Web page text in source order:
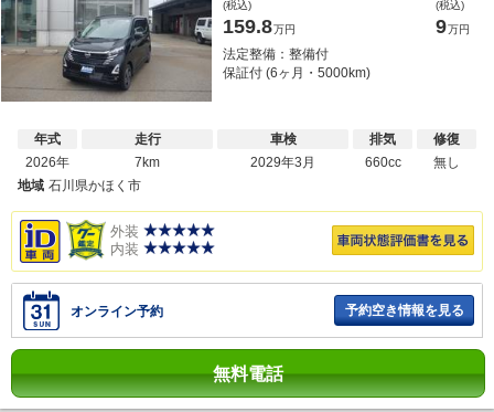
(税込)
159.8万円
(税込)
9万円
法定整備：整備付
保証付 (6ヶ月・5000km)
年式
2026年
走行
7km
車検
2029年3月
排気
660cc
修復
無し
地域 石川県かほく市
外装
内装
オンライン予約 予約空き情報を見る
無料電話